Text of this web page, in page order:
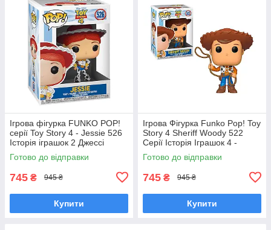
Ігрова фігурка FUNKO POP!
серії Toy Story 4 - Jessie 526
Історія іграшок 2 Джессі
Фанко поп 37393
Готово до відправки
745 ₴ 945 ₴
Купити
Ігрова Фігурка Funko Pop! Toy
Story 4 Sheriff Woody 522
Серії Історія Іграшок 4 -
Шериф Вуді Фанко Поп
37383
Готово до відправки
745 ₴ 945 ₴
Купити